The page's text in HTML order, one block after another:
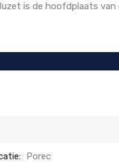
is de hoofdplaats
Porec